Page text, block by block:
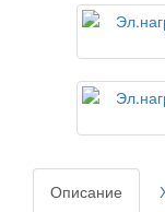
Описание